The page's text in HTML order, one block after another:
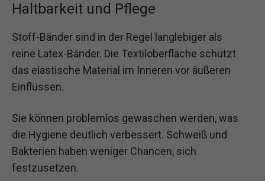
Haltbarkeit und Pflege
Stoff-Bänder sind in der Regel langlebiger als
reine Latex-Bänder. Die Textiloberfläche schützt
das elastische Material im Inneren vor äußeren
Einflüssen.
Sie können problemlos gewaschen werden, was
die Hygiene deutlich verbessert. Schweiß und
Bakterien haben weniger Chancen, sich
festzusetzen.